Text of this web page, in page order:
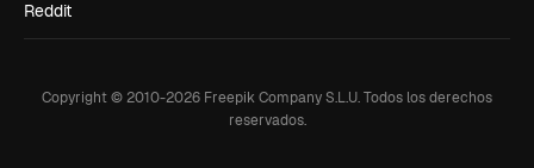
Reddit
Copyright © 2010-2026 Freepik Company S.L.U.Todos los derechos
reservados.